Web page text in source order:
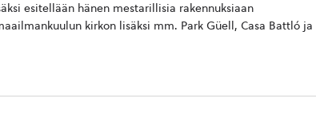
esitellään hänen mestarillisia rakennuksiaan
kirkon lisäksi mm. Park Güell, Casa Battló ja